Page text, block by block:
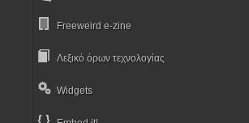
Freeweird e-zine
Λεξικό όρων τεχνολογίας
Widgets